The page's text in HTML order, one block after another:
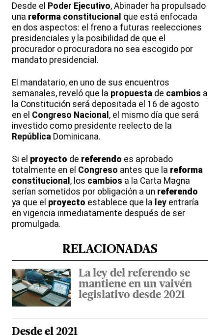
Desde el Poder Ejecutivo, Abinader ha propulsado
una reforma constitucional que está enfocada
en dos aspectos: el freno a futuras reelecciones
presidenciales y la posibilidad de que el
procurador o procuradora no sea escogido por
mandato presidencial.
El mandatario, en uno de sus encuentros
semanales, reveló que la propuesta de cambios a
la Constitución será depositada el 16 de agosto
en el Congreso Nacional , el mismo día que será
investido como presidente reelecto de la
República Dominicana.
Si el proyecto de referendo es aprobado
totalmente en el Congreso antes que la reforma
constitucional , los cambios a la Carta Magna
serían sometidos por obligación a un referendo
ya que el proyecto establece que la ley entraría
en vigencia inmediatamente después de ser
promulgada.
RELACIONADAS
La ley del referendo se
mantiene en un vaivén
legislativo desde 2021
Desde el 2021